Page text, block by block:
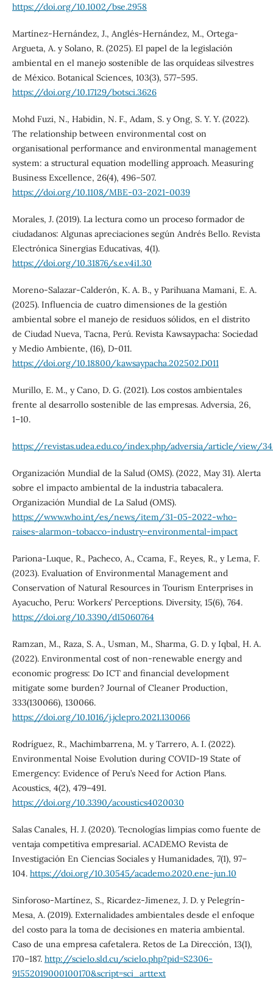
https://doi.org/10.1002/bse.2958
Martínez-Hernández, J., Anglés-Hernández, M., Ortega-
Argueta, A. y Solano, R. (2025). El papel de la legislación
ambiental en el manejo sostenible de las orquídeas silvestres
de México. Botanical Sciences, 103(3), 577–595.
https://doi.org/10.17129/botsci.3626
Mohd Fuzi, N., Habidin, N. F., Adam, S. y Ong, S. Y. Y. (2022).
The relationship between environmental cost on
organisational performance and environmental management
system: a structural equation modelling approach. Measuring
Business Excellence, 26(4), 496–507.
https://doi.org/10.1108/MBE-03-2021-0039
Morales, J. (2019). La lectura como un proceso formador de
ciudadanos: Algunas apreciaciones según Andrés Bello. Revista
Electrónica Sinergias Educativas, 4(1).
https://doi.org/10.31876/s.e.v4i1.30
Moreno-Salazar-Calderón, K. A. B., y Parihuana Mamani, E. A.
(2025). Influencia de cuatro dimensiones de la gestión
ambiental sobre el manejo de residuos sólidos, en el distrito
de Ciudad Nueva, Tacna, Perú. Revista Kawsaypacha: Sociedad
y Medio Ambiente, (16), D-011.
https://doi.org/10.18800/kawsaypacha.202502.D011
Murillo, E. M., y Cano, D. G. (2021). Los costos ambientales
frente al desarrollo sostenible de las empresas. Adversia, 26,
1–10.
https://revistas.udea.edu.co/index.php/adversia/article/view/
Organización Mundial de la Salud (OMS). (2022, May 31). Alerta
sobre el impacto ambiental de la industria tabacalera.
Organización Mundial de La Salud (OMS).
https://www.who.int/es/news/item/31-05-2022-who-
raises-alarmon-tobacco-industry-environmental-impact
Pariona-Luque, R., Pacheco, A., Ccama, F., Reyes, R., y Lema, F.
(2023). Evaluation of Environmental Management and
Conservation of Natural Resources in Tourism Enterprises in
Ayacucho, Peru: Workers’ Perceptions. Diversity, 15(6), 764.
https://doi.org/10.3390/d15060764
Ramzan, M., Raza, S. A., Usman, M., Sharma, G. D. y Iqbal, H. A.
(2022). Environmental cost of non-renewable energy and
economic progress: Do ICT and financial development
mitigate some burden? Journal of Cleaner Production,
333(130066), 130066.
https://doi.org/10.1016/j.jclepro.2021.130066
Rodríguez, R., Machimbarrena, M. y Tarrero, A. I. (2022).
Environmental Noise Evolution during COVID-19 State of
Emergency: Evidence of Peru’s Need for Action Plans.
Acoustics, 4(2), 479–491.
https://doi.org/10.3390/acoustics4020030
Salas Canales, H. J. (2020). Tecnologías limpias como fuente de
ventaja competitiva empresarial. ACADEMO Revista de
Investigación En Ciencias Sociales y Humanidades, 7(1), 97–
104. https://doi.org/10.30545/academo.2020.ene-jun.10
Sinforoso-Martínez, S., Ricardez-Jimenez, J. D. y Pelegrín-
Mesa, A. (2019). Externalidades ambientales desde el enfoque
del costo para la toma de decisiones en materia ambiental.
Caso de una empresa cafetalera. Retos de La Dirección, 13(1),
170–187. http://scielo.sld.cu/scielo.php?pid=S2306-
91552019000100170&script=sci_arttext